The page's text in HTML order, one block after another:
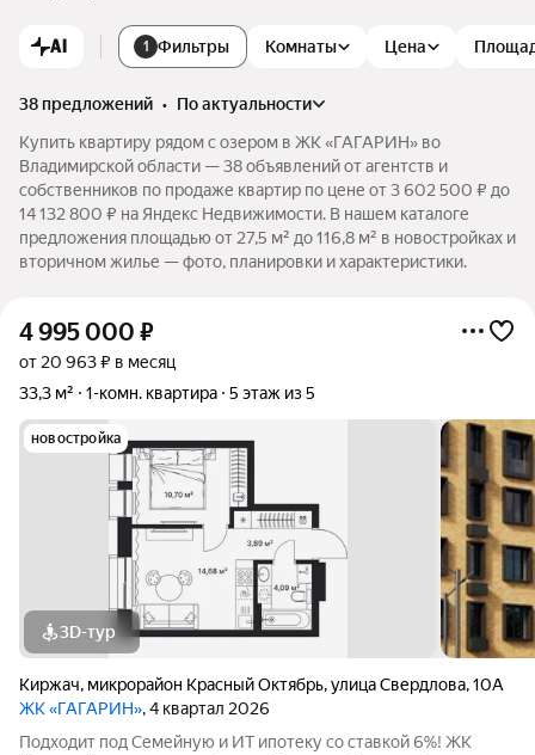
AI 1 Фильтры Комнаты Цена
38 предложений •
по актуальности
Купить квартиру рядом с озером в ЖК «ГАГАРИН» во
Владимирской области — 38 объявлений от агентств и
собственников по продаже квартир по цене от 3 602 500 ₽ до
14 132 800 ₽ на Яндекс Недвижимости. В нашем каталоге
предложения площадью от 27,5 м² до 116,8 м² в новостройках и
вторичном жилье — фото, планировки и характеристики.
4 995 000 ₽
от 20 963 ₽ в месяц
33,3 м²
1-комн. квартира 5 этаж из 5
новостройка
3D-тур
Киржач, микрорайон Красный Октябрь,улица Свердлова,10А
ЖК «ГАГАРИН», 4 квартал 2026
Подходит под Семейную и ИТ ипотеку со ставкой 6%! ЖК